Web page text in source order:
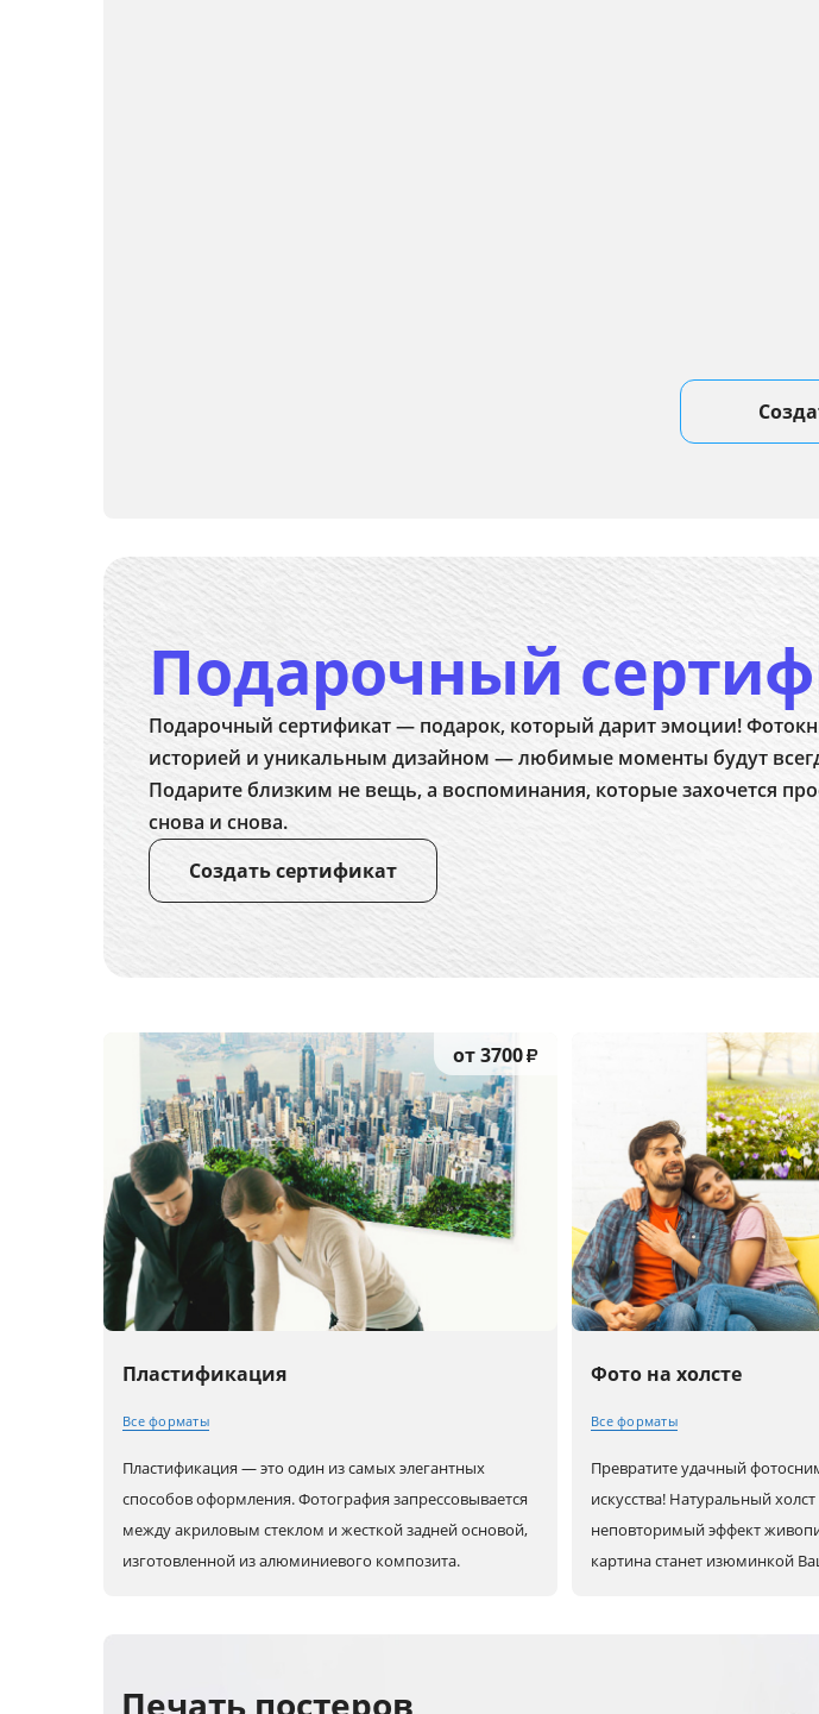
Подарочный
Подарочный сертификат — подарок, который дарит эмоции!
историей и уникальным дизайном — любимые моменты будут
Подарите близким не вещь, а воспоминания, которые захочется
снова и снова.
Создать сертификат
Пластификация
от 3700₽
Пластификация — это один из самых элегантных
способов оформления. Фотография запрессовывается
между акриловым стеклом и жесткой задней основой,
изготовленной из алюминиевого композита.
Все форматы
30x20 (А4)
40x30 (А3)
50x40
80x60 (А1)
90x60
120x80
80x80
Фото на холсте
Превратите удачный
искусства! Натуральный
неповторимый эффект
картина станет изюминкой
Все форматы
30x20 (А4)
40x30 (А3)
Печать постеров